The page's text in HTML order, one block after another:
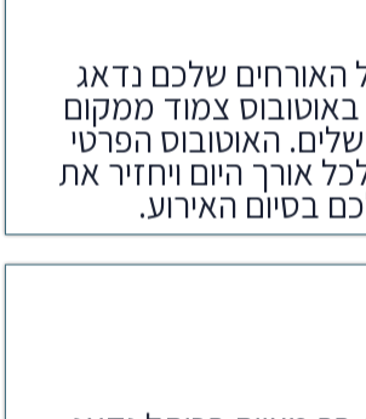
האורחים שלכם נדאג
צמוד ממקום
האוטובוס הפרטי
אורך היום ויחזיר את
בסיום האירוע.
מצווה בכותל נדאג